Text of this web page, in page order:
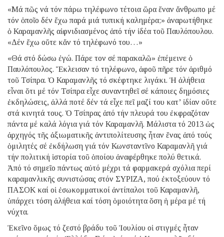
«Μά πῶς νά τόν πάρω τηλέφωνο τέτοια ὥρα ἕναν ἄνθρωπο μέ
τόν ὁποῖο δέν ἔχω παρά μιά τυπική καλημέρα;» ἀναρωτήθηκε
ὁ Καραμανλῆς αἰφνιδιασμένος ἀπό τήν ἰδέα τοῦ Παυλόπουλου.
«Δέν ἔχω οὔτε κἄν τό τηλέφωνό του…»
«Θά στό δώσω ἐγώ. Πάρε τον σέ παρακαλῶ» ἐπέμεινε ὁ
Παυλόπουλος. Ἔκλεισαν τό τηλέφωνο, ἀφοῦ πῆρε τόν ἀριθμό
τοῦ Τσίπρα. Ὁ Καραμανλῆς τό σκέφτηκε λιγάκι. Ἡ ἀλήθεια
εἶναι ὅτι μέ τόν Τσίπρα εἶχε συναντηθεῖ σέ κάποιες δημόσιες
ἐκδηλώσεις, ἀλλά ποτέ δέν τά εἶχε πεῖ μαζί του κατ’ ἰδίαν οὔτε
στά κινητά τους. Ὁ Τσίπρας ἀπό τήν πλευρά του ἐκφραζόταν
πάντα μέ καλά λόγια γιά τόν Καραμανλῆ. Μάλιστα τό 2013 ὡς
ἀρχηγός τῆς ἀξιωματικῆς ἀντιπολίτευσης ἦταν ἕνας ἀπό τούς
ὁμιλητές σέ ἐκδήλωση γιά τόν Κωνσταντῖνο Καραμανλῆ γιά
τήν πολιτική ἱστορία τοῦ ὁποίου ἀναφέρθηκε πολύ θετικά.
Ἀπό τό σημεῖο πάντως αὐτό μέχρι τά φαρμακερά σχόλια περί
καραμανλικῆς συνιστώσας στόν ΣΥΡΙΖΑ, πού ἐκτοξεύουν τό
ΠΑΣΟΚ καί οἱ ἐσωκομματικοί ἀντίπαλοι τοῦ Καραμανλῆ,
ὑπάρχει τόση ἀλήθεια καί τόση ὁμοιότητα ὅση ἡ μέρα μέ τή
νύχτα.
Ἐκεῖνο ὅμως τό ζεστό βράδυ τοῦ Ἰουλίου οἱ στιγμές ἦταν